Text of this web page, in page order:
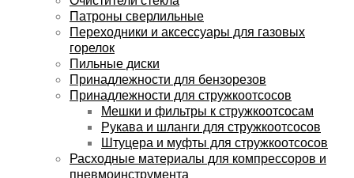
Патроны сверлильные
Переходники и аксессуары для газовых
горелок
Пильные диски
Принадлежности для бензорезов
Принадлежности для стружкоотсосов
Мешки и фильтры к стружкоотсосам
Рукава и шланги для стружкоотсосов
Штуцера и муфты для стружкоотсосов
Расходные материалы для компрессоров и
пневмоинструмента